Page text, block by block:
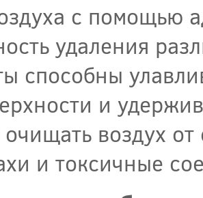
с помощью
удаления
способны
и
очищать воздух
и токсичные